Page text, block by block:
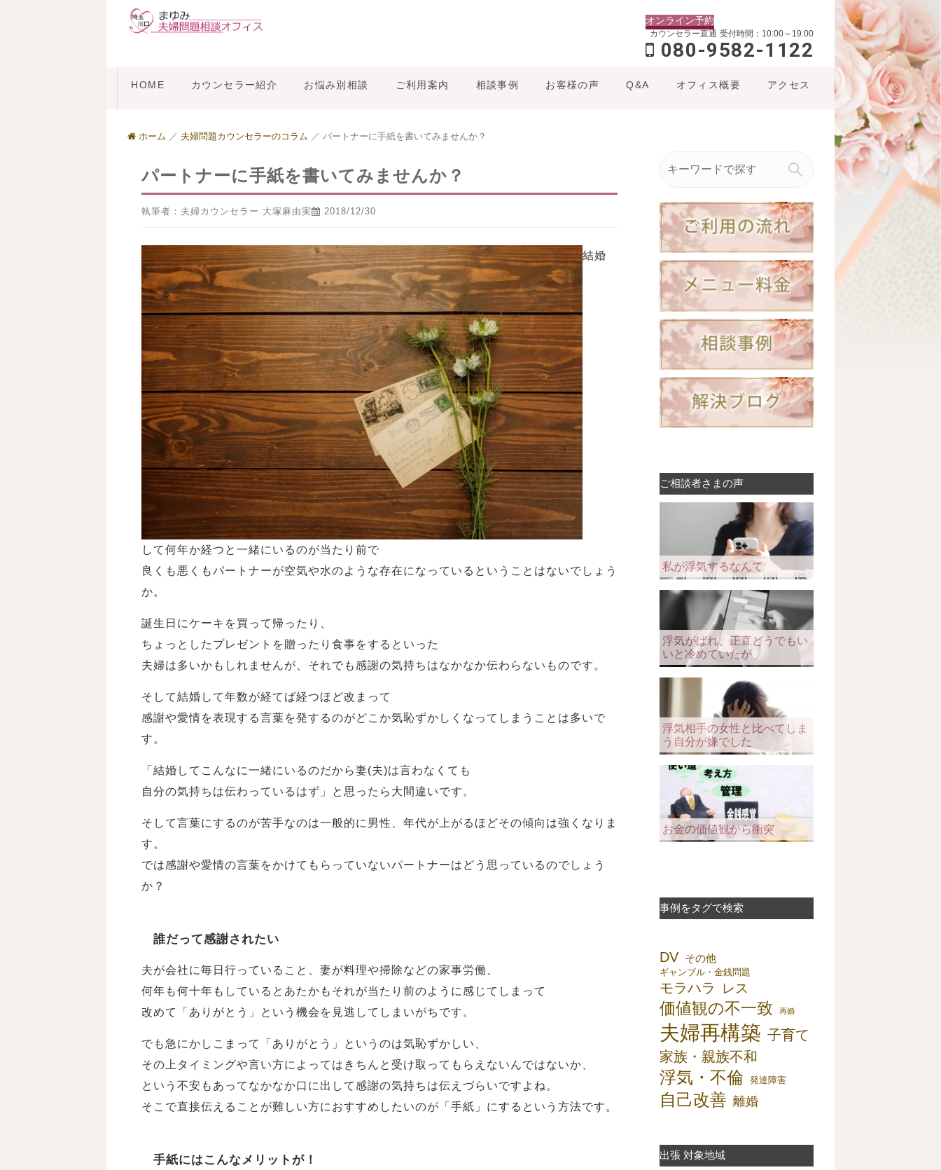
オンライン予約
カウンセラー直通 受付時間：10:00～19:00
080-9582-1122
HOME カウンセラー紹介 お悩み別相談 ご利用案内 相談事例 お客様の声 Q&A オフィス概要 アクセス
ホーム ／ 夫婦問題カウンセラーのコラム ／ パートナーに手紙を書いてみませんか？
パートナーに手紙を書いてみませんか？
執筆者：夫婦カウンセラー 大塚麻由実 2018/12/30
結婚
して何年か経つと一緒にいるのが当たり前で
良くも悪くもパートナーが空気や水のような存在になっているということはないでしょう
か。
誕生日にケーキを買って帰ったり、
ちょっとしたプレゼントを贈ったり食事をするといった
夫婦は多いかもしれませんが、それでも感謝の気持ちはなかなか伝わらないものです。
そして結婚して年数が経てば経つほど改まって
感謝や愛情を表現する言葉を発するのがどこか気恥ずかしくなってしまうことは多いで
す。
「結婚してこんなに一緒にいるのだから妻(夫)は言わなくても
自分の気持ちは伝わっているはず」と思ったら大間違いです。
そして言葉にするのが苦手なのは一般的に男性、年代が上がるほどその傾向は強くなりま
す。
では感謝や愛情の言葉をかけてもらっていないパートナーはどう思っているのでしょう
か？
誰だって感謝されたい
夫が会社に毎日行っていること、妻が料理や掃除などの家事労働、
何年も何十年もしているとあたかもそれが当たり前のように感じてしまって
改めて「ありがとう」という機会を見逃してしまいがちです。
でも急にかしこまって「ありがとう」というのは気恥ずかしい、
その上タイミングや言い方によってはきちんと受け取ってもらえないんではないか、
という不安もあってなかなか口に出して感謝の気持ちは伝えづらいですよね。
そこで直接伝えることが難しい方におすすめしたいのが「手紙」にするという方法です。
手紙にはこんなメリットが！
ご相談者さまの声
私が浮気するなんて
浮気がばれ、正直どうでもい
いと冷めていたが
浮気相手の女性と比べてしま
う自分が嫌でした
お金の価値観から衝突
事例をタグで検索
DV その他
ギャンブル・金銭問題
モラハラ レス
価値観の不一致 再婚
夫婦再構築 子育て
家族・親族不和
浮気・不倫 発達障害
自己改善 離婚
出張 対象地域